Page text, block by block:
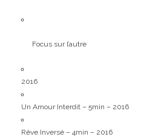
Focus sur l’autre
2016
Un Amour Interdit – 5min – 2016
Rêve Inversé – 4min – 2016